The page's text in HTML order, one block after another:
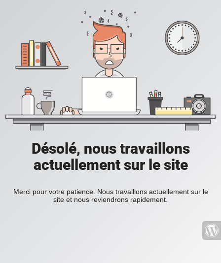
Désolé, nous travaillons
actuellement sur le site
Merci pour votre patience. Nous travaillons actuellement sur le
site et nous reviendrons rapidement.